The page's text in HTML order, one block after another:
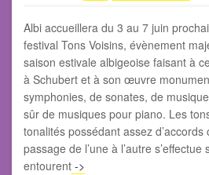
Albi accueillera du 3 au 7 juin
festival Tons Voisins, évènement
saison estivale albigeoise faisant à
à Schubert et à son œuvre
symphonies, de sonates, de
sûr de musiques pour piano. Les
tonalités possédant assez
passage de l’une à l’autre
entourent ->